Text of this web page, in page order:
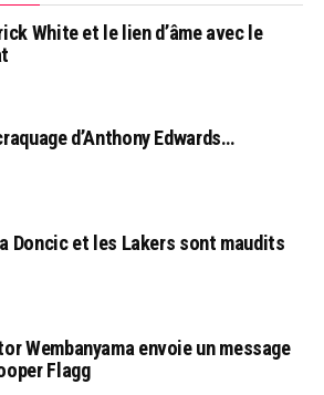
White et le lien d’âme avec le
d’Anthony Edwards…
Doncic et les Lakers sont maudits
Wembanyama envoie un message
Flagg